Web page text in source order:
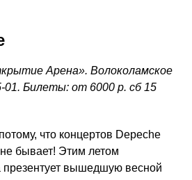
Арена». Волоколамское
01. Билеты: от 6000 р. сб 15
что концертов Depeche
бывает! Этим летом
презентует вышедшую весной